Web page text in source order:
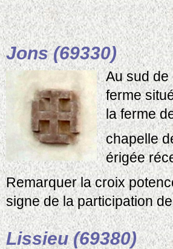
Jons (69330)
Au sud de
ferme
la ferme
chapelle
érigée
Remarquer la croix
signe de la participation
Lissieu (69380)